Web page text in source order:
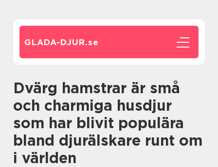
GLADA-DJUR.se
Dvärg hamstrar är små
och charmiga husdjur
som har blivit populära
bland djurälskare runt om
i världen